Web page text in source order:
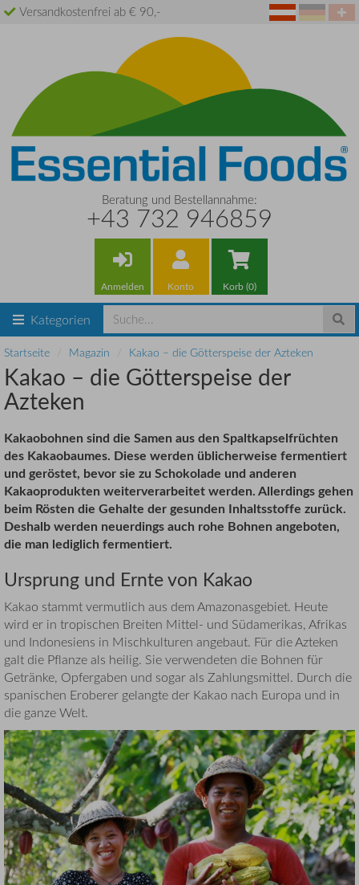
Versandkostenfrei ab € 90,-
Beratung und Bestellannahme:
+43 732 946859
Anmelden Konto Korb (0)
Kategorien
Startseite Magazin Kakao – die Götterspeise der Azteken
Kakao – die Götterspeise der
Azteken
Kakaobohnen sind die Samen aus den Spaltkapselfrüchten
des Kakaobaumes. Diese werden üblicherweise fermentiert
und geröstet, bevor sie zu Schokolade und anderen
Kakaoprodukten weiterverarbeitet werden. Allerdings gehen
beim Rösten die Gehalte der gesunden Inhaltsstoffe zurück.
Deshalb werden neuerdings auch rohe Bohnen angeboten,
die man lediglich fermentiert.
Ursprung und Ernte von Kakao
Kakao stammt vermutlich aus dem Amazonasgebiet. Heute
wird er in tropischen Breiten Mittel- und Südamerikas, Afrikas
und Indonesiens in Mischkulturen angebaut. Für die Azteken
galt die Pflanze als heilig. Sie verwendeten die Bohnen für
Getränke, Opfergaben und sogar als Zahlungsmittel. Durch die
spanischen Eroberer gelangte der Kakao nach Europa und in
die ganze Welt.